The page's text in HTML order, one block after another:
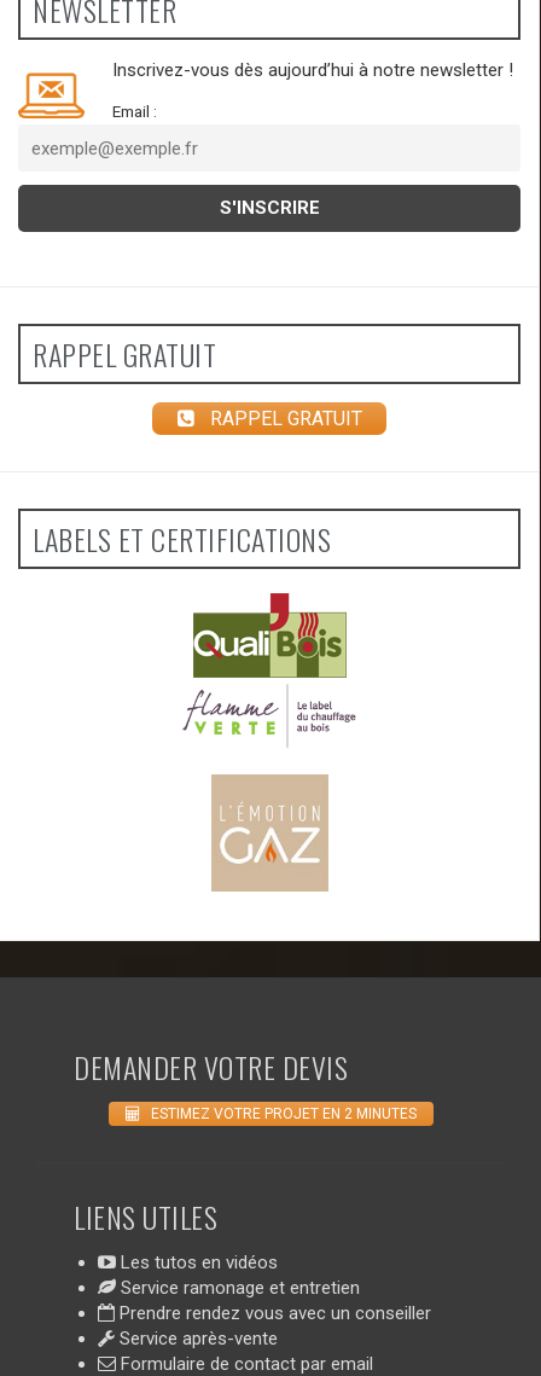
NEWSLETTER
Inscrivez-vous dès aujourd’hui à notre newsletter !
Email :
RAPPEL GRATUIT
RAPPEL GRATUIT
LABELS ET CERTIFICATIONS
DEMANDER VOTRE DEVIS
ESTIMEZ VOTRE PROJET EN 2 MINUTES
LIENS UTILES
Les tutos en vidéos
Service ramonage et entretien
Prendre rendez vous avec un conseiller
Service après-vente
Formulaire de contact par email